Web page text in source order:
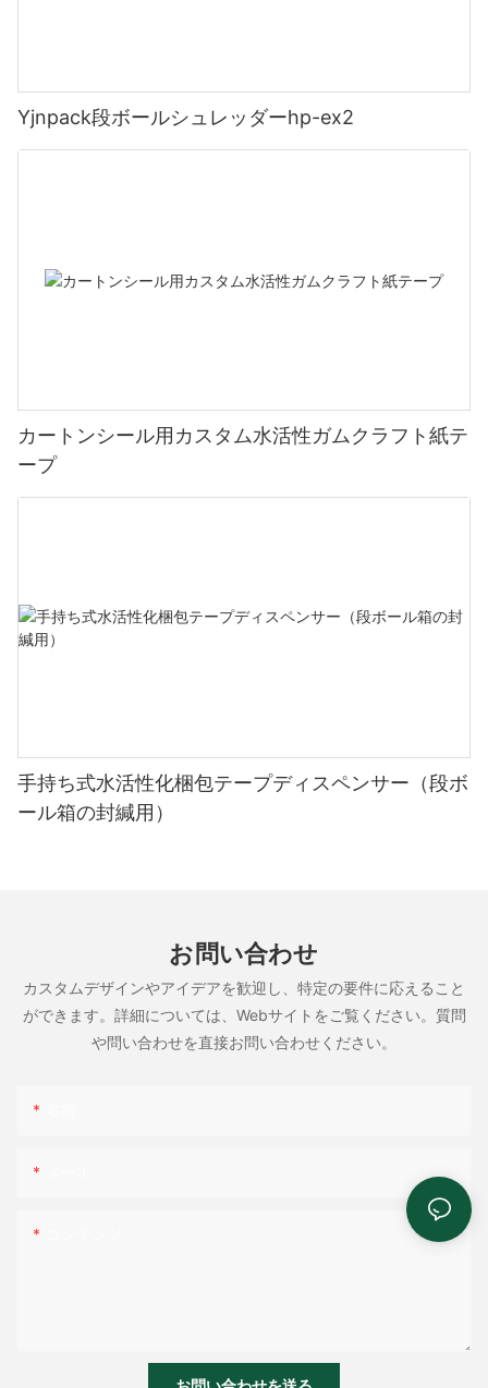
Yjnpack段ボールシュレッダーhp-ex2
カートンシール用カスタム水活性ガムクラフト紙テ
ープ
手持ち式水活性化梱包テープディスペンサー（段ボ
ール箱の封緘用）
お問い合わせ
カスタムデザインやアイデアを歓迎し、特定の要件に応えること
ができます。詳細については、Webサイトをご覧ください。質問
や問い合わせを直接お問い合わせください。